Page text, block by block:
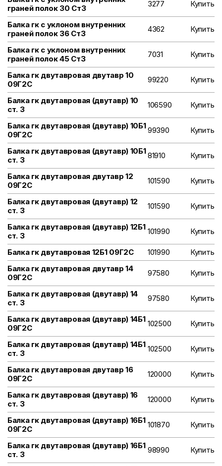
граней полок 30 Ст3
3277 Купить
Балка гк с уклоном внутренних
граней полок 36 Ст3
4362 Купить
Балка гк с уклоном внутренних
граней полок 45 Ст3
7031 Купить
Балка гк двутавровая двутавр 10
09Г2С
99220 Купить
Балка гк двутавровая (двутавр) 10
ст. 3
106590 Купить
Балка гк двутавровая (двутавр) 10Б1
09Г2С
99390 Купить
Балка гк двутавровая (двутавр) 10Б1
ст. 3
81910 Купить
Балка гк двутавровая двутавр 12
09Г2С
101590 Купить
Балка гк двутавровая (двутавр) 12
ст. 3
101590 Купить
Балка гк двутавровая (двутавр) 12Б1
ст. 3
101990 Купить
Балка гк двутавровая 12Б1 09Г2С 101990
Купить
Балка гк двутавровая двутавр 14
09Г2С
97580 Купить
Балка гк двутавровая (двутавр) 14
ст. 3
97580 Купить
Балка гк двутавровая (двутавр) 14Б1
09Г2С
102500 Купить
Балка гк двутавровая (двутавр) 14Б1
ст. 3
102500 Купить
Балка гк двутавровая двутавр 16
09Г2С
120000 Купить
Балка гк двутавровая (двутавр) 16
ст. 3
120000 Купить
Балка гк двутавровая (двутавр) 16Б1
09Г2С
101870 Купить
Балка гк двутавровая (двутавр) 16Б1
ст. 3
98990 Купить